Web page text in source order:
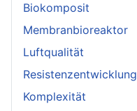
Biokomposit
Membranbioreaktor
Luftqualität
Resistenzentwicklung
Komplexität